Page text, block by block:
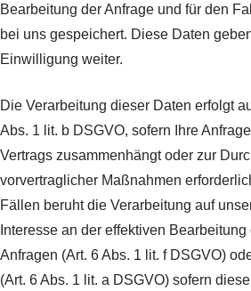
Bearbeitung der Anfrage und für den
bei uns gespeichert. Diese Daten
Einwilligung weiter.
Die Verarbeitung dieser Daten erfolgt
Abs. 1 lit. b DSGVO, sofern Ihre
Vertrags zusammenhängt oder zur
vorvertraglicher Maßnahmen
Fällen beruht die Verarbeitung auf
Interesse an der effektiven
Anfragen (Art. 6 Abs. 1 lit. f DSGVO)
(Art. 6 Abs. 1 lit. a DSGVO) sofern